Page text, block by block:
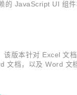
JavaScript UI 组
版本针对 Excel
档，以及 Word